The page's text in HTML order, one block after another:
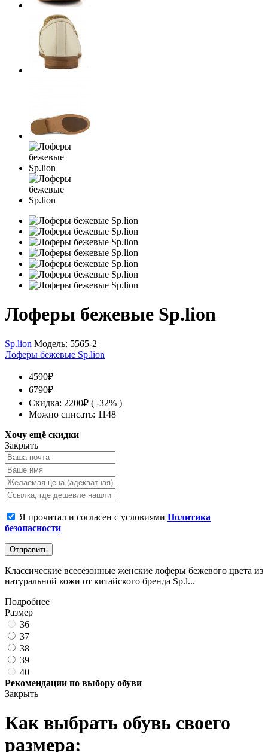
Лоферы бежевые Sp.lion
Sp.lion Модель: 5565-2
Лоферы бежевые Sp.lion
4590₽
6790₽
Скидка: 2200₽ ( -32% )
Можно списать: 1148
Хочу ещё скидки
Закрыть
Я прочитал и согласен с условиями Политика
безопасности
Отправить
Классические всесезонные женские лоферы бежевого цвета из
натуральной кожи от китайского бренда Sp.l...
Подробнее
Размер
36
37
38
39
40
Рекомендации по выбору обуви
Закрыть
Как выбрать обувь своего
размера: